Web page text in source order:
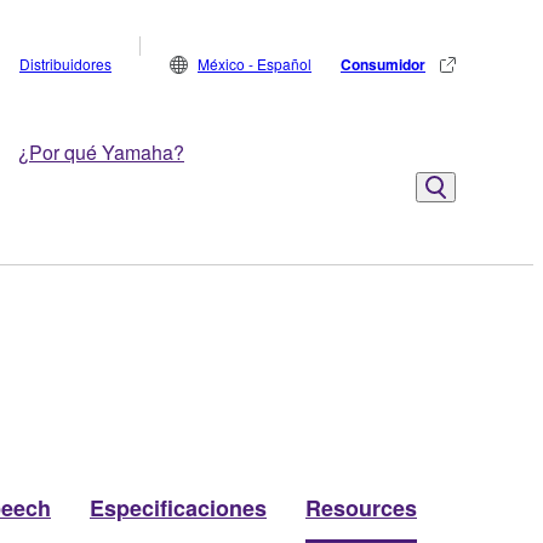
¿Por qué Yamaha?
Distribuidores México - Español Consumidor
Especificaciones Resources